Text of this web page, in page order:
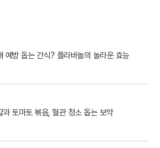
예방 돕는 간식? 플라바놀의 놀라운 효능
과 토마토 볶음, 혈관 청소 돕는 보약